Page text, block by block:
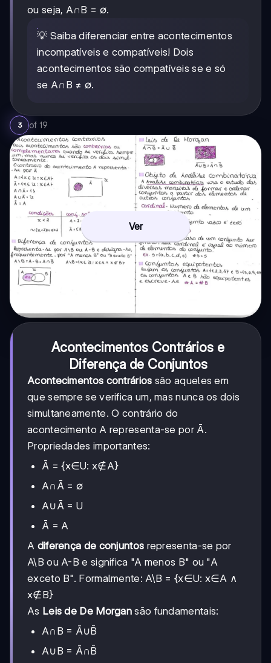
ou seja, A∩B = ∅.
💡 Saiba diferenciar entre acontecimentos
incompatíveis e compatíveis! Dois
acontecimentos são compatíveis se e só
se A∩B ≠ ∅.
3 of 19
Ver
Acontecimentos Contrários e
Diferença de Conjuntos
Acontecimentos contrários são aqueles em
que sempre se verifica um, mas nunca os dois
simultaneamente. O contrário do
acontecimento A representa-se por Ā.
Propriedades importantes:
Ā = {x∈U: x∉A}
A∩Ā = ∅
A∪Ā = U
Ā = A
A diferença de conjuntos representa-se por
A\B ou A-B e significa "A menos B" ou "A
exceto B". Formalmente: A\B = {x∈U: x∈A ∧
x∉B}
As Leis de De Morgan são fundamentais:
A∩B = Ā∪B̄
A∪B = Ā∩B̄